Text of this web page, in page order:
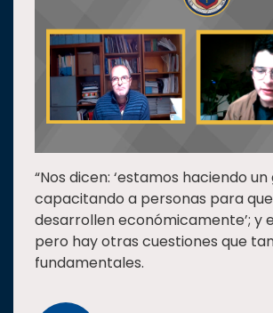
“Nos dicen: ‘estamos haciendo
capacitando a personas para
desarrollen económicamente’; y
pero hay otras cuestiones que
fundamentales.